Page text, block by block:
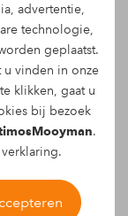
advertentie,
technologie,
geplaatst.
u vinden in onze
klikken, gaat u
bij bezoek
.
traag